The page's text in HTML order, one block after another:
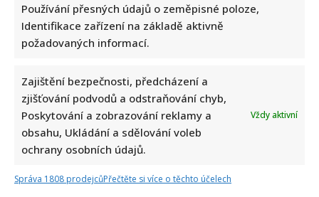
Používání přesných údajů o zeměpisné poloze,
Identifikace zařízení na základě aktivně
požadovaných informací.
Zajištění bezpečnosti, předcházení a
zjišťování podvodů a odstraňování chyb,
Poskytování a zobrazování reklamy a
obsahu, Ukládání a sdělování voleb
ochrany osobních údajů.
Vždy aktivní
Správa 1808 prodejcůPřečtěte si více o těchto účelech
Test znalostí o československých pohádkách: Bez chyby
projde málokdo, pamětníci by ale měli dát alespoň 8/10